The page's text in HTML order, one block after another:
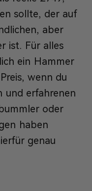
sollte, der auf
aber
ist. Für alles
ein Hammer
wenn du
und erfahrenen
oder
haben
genau